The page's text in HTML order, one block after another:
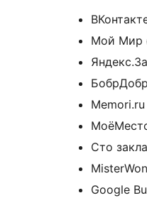
Мой Мир
БобрДобр
Memori.ru
Сто
Google